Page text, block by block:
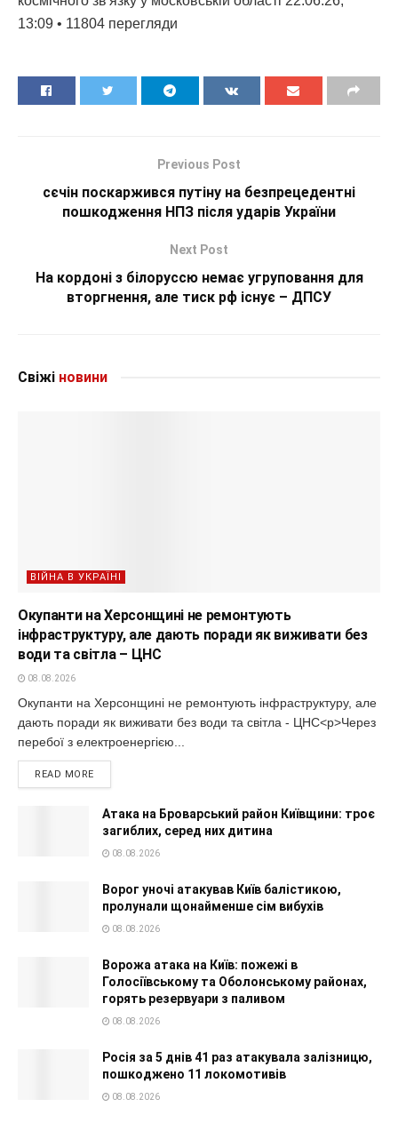
13:09 • 11804 перегляди
Previous Post
сєчін поскаржився путіну на безпрецедентні
пошкодження НПЗ після ударів України
Next Post
На кордоні з білоруссю немає угруповання для
вторгнення, але тиск рф існує – ДПСУ
Свіжі новини
ВІЙНА В УКРАЇНІ
Окупанти на Херсонщині не ремонтують
інфраструктуру, але дають поради як виживати без
води та світла – ЦНС
08.08.2026
Окупанти на Херсонщині не ремонтують інфраструктуру, але
дають поради як виживати без води та світла - ЦНС<p>Через
перебої з електроенергією...
READ MORE
Атака на Броварський район Київщини: троє
загиблих, серед них дитина
08.08.2026
Ворог уночі атакував Київ балістикою,
пролунали щонайменше сім вибухів
08.08.2026
Ворожа атака на Київ: пожежі в
Голосіївському та Оболонському районах,
горять резервуари з паливом
08.08.2026
Росія за 5 днів 41 раз атакувала залізницю,
пошкоджено 11 локомотивів
08.08.2026